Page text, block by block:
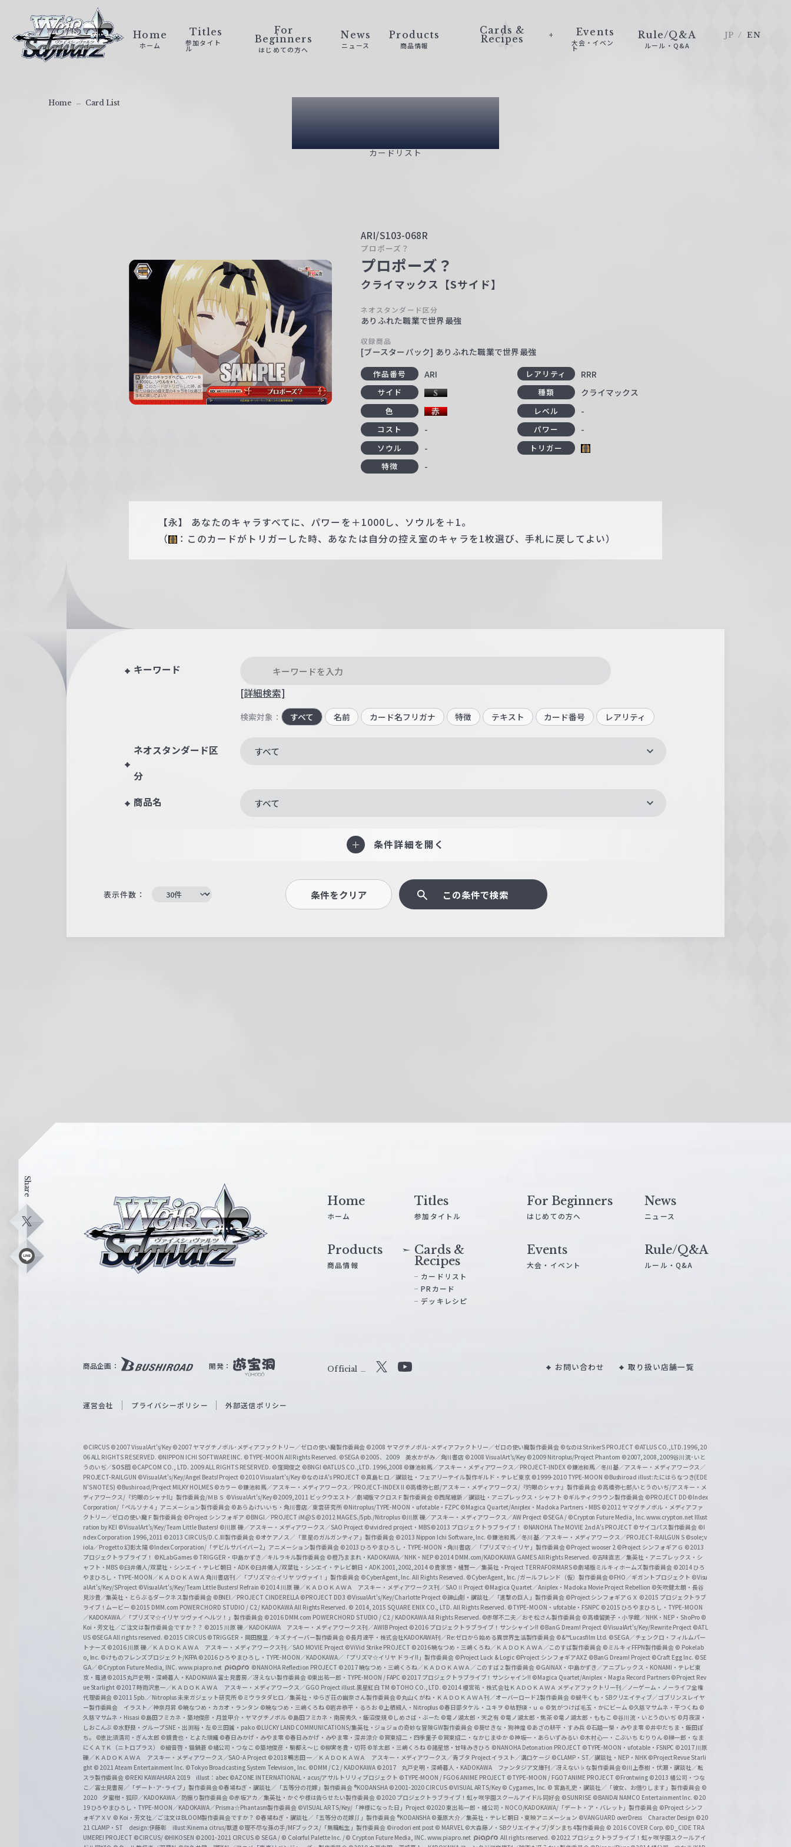
ァ
Home
ホーム
Titles
参加タイト
ル
For
Beginners
はじめての方へ
News
ニュース
Products
商品情報
Cards &
Recipes
Events
大会・イベン
ト
Rule/Q&A
ルール・Q&A
JP EN
Card List
カードリスト
Home Card List
ARI/S103-068R
プロポーズ？
プロポーズ？
クライマックス【Sサイド】
ネオスタンダード区分
ありふれた職業で世界最強
収録商品
[ブースターパック] ありふれた職業で世界最強
作品番号 ARI レアリティ RRR
サイド 種類 クライマックス
色 レベル -
コスト - パワー -
ソウル -
トリガー
特徴
-
【永】 あなたのキャラすべてに、パワーを＋1000し、ソウルを＋1。
（
：このカードがトリガーした時、あなたは自分の控え室のキャラを1枚選び、手札に戻してよい）
キーワード
[詳細検索]
検索対象： すべて 名前 カード名フリガナ 特徴 テキスト カード番号 レアリティ
ネオスタンダード区
分
すべて
商品名 すべて
条件詳細を開く
表示件数： 条件をクリア この条件で検索
Share
X
L
ス
W
i
c
h
w
a
r
z
Home
ホーム
Titles
参加タイトル
For Beginners
はじめての方へ
News
ニュース
Products
商品情報
Cards &
Recipes
カードリスト
PRカード
デッキレシピ
Events
大会・イベント
Rule/Q&A
ルール・Q&A
商品企画： 開発： Official
b
e
O
f
f
i
c
i
a
l
C
h
a
n
n
e
l
お問い合わせ 取り扱い店舗一覧
運営会社 プライバシーポリシー 外部送信ポリシー
©CIRCUS ©2007 VisualArt's/Key ©2007 ヤマグチノボル･メディアファクトリー／ゼロの使い魔製作委員会 ©2008 ヤマグチノボル･メディアファクトリー／ゼロの使い魔製作委員会 ©なのはStrikerS PROJECT ©ATLUS CO.,LTD.1996,20
06 ALL RIGHTS RESERVED. ©NIPPON ICHI SOFTWARE INC. ©TYPE-MOON All Rights Reserved. ©SEGA ©2005、2009 美水かがみ／角川書店 ©2008 VisualArt's/Key ©2009 Nitroplus/Project Phantom ©2007,2008,2009谷川流･いと
うのいぢ／SOS団 ©CAPCOM CO., LTD. 2009 ALL RIGHTS RESERVED. ©窪岡俊之 ©BNGI ©ATLUS CO.,LTD. 1996,2008 ©鎌池和馬／アスキー・メディアワークス／PROJECT-INDEX ©鎌池和馬／冬川基／アスキー・メディアワークス／
PROJECT-RAILGUN ©VisualArt's/Key/Angel Beats! Project ©2010 Visualart's/Key ©なのはA's PROJECT ©真島ヒロ／講談社・フェアリーテイル製作ギルド・テレビ東京 ©1999-2010 TYPE-MOON ©Bushiroad illust:たにはらなつき(EDE
N'S NOTES) ©Bushiroad/Project MILKY HOLMES ©カラー ©鎌池和馬／アスキー・メディアワークス／PROJECT-INDEX II ©高橋弥七郎/アスキー・メディアワークス/『灼眼のシャナ』製作委員会 ©高橋弥七郎/いとうのいぢ/アスキー・メ
ディアワークス/『灼眼のシャナII』製作委員会/ＭＢＳ ©VisualArt's/Key©2009,2011 ビックウエスト／劇場版マクロスＦ製作委員会 ©西尾維新／講談社・アニプレックス・シャフト ©ギルティクラウン製作委員会 ©PROJECT DD ©Index
Corporation/「ペルソナ４」アニメーション製作委員会 ©あらゐけいいち・角川書店／東雲研究所 ©Nitroplus/TYPE-MOON・ufotable・FZPC ©Magica Quartet/Aniplex・Madoka Partners・MBS ©2012 ヤマグチノボル・メディアファ
クトリー／ゼロの使い魔Ｆ製作委員会 ©Project シンフォギア ©BNGI／PROJECT iM@S ©2012 MAGES./5pb./Nitroplus ©川原 礫／アスキー・メディアワークス／AW Project ©SEGA / ©Crypton Future Media, Inc. www.crypton.net Illust
ration by KEI ©VisualArt's/Key/Team Little Busters! ©川原 礫／アスキー・メディアワークス／SAO Project ©vividred project・MBS ©2013 プロジェクトラブライブ！ ©NANOHA The MOVIE 2nd A's PROJECT ©サイコパス製作委員会 ©I
ndex Corporation 1996,2011 ©2013 CIRCUS/D.C.III製作委員会 ©オケアノス／「翠星のガルガンティア」製作委員会 ©2013 Nippon Ichi Software, Inc. ©鎌池和馬／冬川基／アスキー・メディアワークス／PROJECT-RAILGUN S ©sole;v
iola／Progetto 幻影太陽 ©Index Corporation/「デビルサバイバー2」アニメーション製作委員会 ©2013 ひろやまひろし・TYPE-MOON・角川書店／「プリズマ☆イリヤ」製作委員会©Project wooser 2 ©Project シンフォギアＧ ©2013
プロジェクトラブライブ！ ©KLabGames © TRIGGER・中島かずき／キルラキル製作委員会 ©橙乃ままれ・KADOKAWA／NHK・NEP ©2014 DMM.com/KADOKAWA GAMES All Rights Reserved. ©古味直志／集英社・アニプレックス・シ
ャフト・MBS ©臼井儀人/双葉社・シンエイ・テレビ朝日・ADK ©臼井儀人/双葉社・シンエイ・テレビ朝日・ADK 2001,2002,2014 ©貴家悠・橘賢一／集英社・Project TERRAFORMARS©劇場版ミルキィホームズ製作委員会 ©2014 ひろ
やまひろし・TYPE-MOON／ＫＡＤＯＫＡＷＡ 角川書店刊／「プリズマ☆イリヤ ツヴァイ！」製作委員会 ©CyberAgent, Inc. All Rights Reserved. ©CyberAgent, Inc. /ガールフレンド（仮）製作委員会©FHO／ギガントプロジェクト ©Visu
alArt's/Key/SProject ©VisualArt's/Key/Team Little Busters! Refrain ©2014 川原 礫／ＫＡＤＯＫＡＷＡ アスキー・メディアワークス刊／SAOⅡ Project ©Magica Quartet／Aniplex・Madoka Movie Project Rebellion ©矢吹健太朗・長谷
見沙貴／集英社・とらぶるダークネス製作委員会 ©BNEI／PROJECT CINDERELLA ©PROJECT DD3 ©VisualArt's/Key/Charlotte Project ©諫山創・講談社／「進撃の巨人」製作委員会 ©Project シンフォギアＧＸ ©2015 プロジェクトラブ
ライブ！ムービー ©2015 DMM.com POWERCHORD STUDIO / C2 / KADOKAWA All Rights Reserved. © 2014, 2015 SQUARE ENIX CO., LTD. All Rights Reserved. ©TYPE-MOON・ufotable・FSNPC ©2015 ひろやまひろし・TYPE-MOON
／KADOKAWA／「プリズマ☆イリヤ ツヴァイ ヘルツ！」製作委員会 ©2016 DMM.com POWERCHORD STUDIO / C2 / KADOKAWA All Rights Reserved. ©赤塚不二夫／おそ松さん製作委員会 ©高橋留美子・小学館／NHK・NEP・ShoPro ©
Koi・芳文社／ご注文は製作委員会ですか？？ ©2015 川原 礫／KADOKAWA アスキー・メディアワークス刊／AWIB Project ©2016 プロジェクトラブライブ！サンシャイン!! ©BanG Dream! Project ©VisualArt's/Key/Rewrite Project ©ATL
US ©SEGA All rights reserved. ©2015 CIRCUS ©TRIGGER・岡田麿里／キズナイーバー製作委員会 ©長月達平・株式会社KADOKAWA刊／Re:ゼロから始める異世界生活製作委員会 ©&™Lucasfilm Ltd. ©SEGA／チェンクロ・フィルムパー
トナーズ©2016 川原 礫／ＫＡＤＯＫＡＷＡ アスキー・メディアワークス刊／SAO MOVIE Project ©ViVid Strike PROJECT ©2016 暁なつめ・三嶋くろね／ＫＡＤＯＫＡＷＡ／このすば製作委員会 ©ミルキィFFPN製作委員会 © Pokelab
o, Inc. ©けものフレンズプロジェクト/KFPA ©2016 ひろやまひろし・TYPE-MOON／KADOKAWA／「プリズマ☆イリヤ ドライ!!」製作委員会 ©Project Luck & Logic ©Project シンフォギアAXZ ©BanG Dream! Project ©Craft Egg Inc. ©SE
GA／ ©Crypton Future Media, INC. www.piapro.net
©NANOHA Reflection PROJECT ©2017 暁なつめ・三嶋くろね／ＫＡＤＯＫＡＷＡ／このすば２製作委員会 ©GAINAX・中島かずき／アニプレックス・KONAMI・テレビ東
京・電通 ©2015丸戸史明・深崎暮人・KADOKAWA 富士見書房／冴えない製作委員会 ©東出祐一郎・TYPE-MOON / FAPC ©2017 プロジェクトラブライブ！サンシャイン!! ©Magica Quartet/Aniplex・Magia Record Partners ©Project Rev
ue Starlight ©2017 時雨沢恵一／ＫＡＤＯＫＡＷＡ アスキー・メディアワークス／GGO Project illust.黒星紅白 TM ©TOHO CO., LTD. ©2014 榎宮祐・株式会社ＫＡＤＯＫＡＷＡ メディアファクトリー刊／ノーゲーム・ノーライフ全権
代理委員会 ©2011 5pb.／Nitroplus 未来ガジェット研究所 ©ミウラタダヒロ／集英社・ゆらぎ荘の幽奈さん製作委員会©丸山くがね・ＫＡＤＯＫＡＷＡ刊／オーバーロード2製作委員会 ©蝸牛くも・SBクリエイティブ／ゴブリンスレイヤ
ー製作委員会 イラスト／神奈月昇 ©暁なつめ・カカオ・ランタン ©暁なつめ・三嶋くろね ©岩井恭平・るろお ©上栖綴人・Nitroplus ©春日部タケル・ユキヲ ©枯野瑛・ｕｅ ©気がつけば毛玉・かにビーム ©久慈マサムネ・平つくね ©
久慈マサムネ・Hisasi ©島田フミカネ・築地俊彦・月並甲介・ヤマグチノボル ©島田フミカネ・南房秀久・飯沼俊規 ©しめさば・ぶーた ©竜ノ湖太郎・天之有 ©竜ノ湖太郎・焦茶 ©竜ノ湖太郎・ももこ ©谷川流・いとうのいぢ ©月夜涙・
しおこんぶ ©水野良・グループSNE・出渕裕・左 ©三田誠・pako ©LUCKY LAND COMMUNICATIONS/集英社・ジョジョの奇妙な冒険GW製作委員会 ©葵せきな・狗神煌 ©あざの耕平・すみ兵 ©石踏一榮・みやま零 ©井中だちま・飯田ぽ
ち。
©恵比須清司・ぎん太郎 ©鏡貴也・とよた瑣織 ©春日みかげ・みやま零 ©春日みかげ・みやま零・深井涼介 ©賀東招二・四季童子 ©賀東招二・なかじまゆか ©神坂一・あらいずみるい ©木村心一・こぶいち むりりん ©榊一郎・なま
にくＡＴＫ（ニトロプラス） ©細音啓・猫鍋蒼 ©橘公司・つなこ ©築地俊彦・駒都え～じ ©柳実冬貴・切符 ©羊太郎・三嶋くろね ©諸星悠・甘味みきひろ ©NANOHA Detonation PROJECT ©TYPE-MOON・ufotable・FSNPC ©2017 川原
礫／ＫＡＤＯＫＡＷＡ アスキー・メディアワークス／SAO-A Project ©2018 鴨志田 一／ＫＡＤＯＫＡＷＡ アスキー・メディアワークス／青ブタ Project イラスト／溝口ケージ ©CLAMP・ST／講談社・NEP・NHK ©Project Revue Starli
ght © 2021 Ateam Entertainment Inc. ©Tokyo Broadcasting System Television, Inc. ©DMM / C2 / KADOKAWA ©2017 丸戸史明・深崎暮人・KADOKAWA ファンタジア文庫刊／冴えない♭な製作委員会©川上泰樹・伏瀬・講談社／転
スラ製作委員会 ©REKI KAWAHARA 2019 illust：abec ©AZONE INTERNATIONAL・acus/アサルトリリィプロジェクト ©TYPE-MOON / FGO6 ANIME PROJECT ©TYPE-MOON / FGO7 ANIME PROJECT ©Frontwing ©2013 橘公司・つな
こ／富士見書房／「デート･ア･ライブ」製作委員会©春場ねぎ・講談社／「五等分の花嫁」製作委員会 ®KODANSHA ©2001-2020 CIRCUS ©VISUAL ARTS/Key © Cygames, Inc. © 宮島礼吏・講談社／「彼女、お借りします」製作委員会 ©
2020 夕蜜柑・狐印／KADOKAWA／防振り製作委員会 ©赤坂アカ／集英社・かぐや様は告らせたい製作委員会 ©2020 プロジェクトラブライブ！虹ヶ咲学園スクールアイドル同好会 ©SUNRISE ©BANDAI NAMCO Entertainment Inc. ©20
19 ひろやまひろし・TYPE-MOON／KADOKAWA／Prisma☆Phantasm製作委員会 ©VISUAL ARTS/Key/「神様になった日」Project ©2020 東出祐一郎・橘公司・NOCO/KADOKAWA/「デート・ア・バレット」製作委員会 ©Project シンフ
ォギアＸＶ © Koi・芳文社／ご注文はBLOOM製作委員会ですか？ ©春場ねぎ・講談社／「五等分の花嫁∬」製作委員会 ®KODANSHA ©葦原大介／集英社・テレビ朝日・東映アニメーション ©VANGUARD overDress Character Design ©20
21 CLAMP・ST design:伊藤彰 illust:Kinema citrus/獣道 ©理不尽な孫の手/MFブックス/「無職転生」製作委員会 ©irodori ent post © MARVEL ©大森藤ノ・SBクリエイティブ/ダンまち4製作委員会 © 2016 COVER Corp. ©D_CIDE TRA
UMEREI PROJECT ©CIRCUS/ ©HIKOSEN ©2001-2021 CIRCUS © SEGA / © Colorful Palette Inc. / © Crypton Future Media, INC. www.piapro.net All rights reserved. ©2022 プロジェクトラブライブ！虹ヶ咲学園スクールアイ